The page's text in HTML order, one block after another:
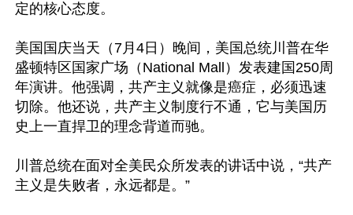
定的核心态度。
美国国庆当天（7月4日）晚间，美国总统川普在华
盛顿特区国家广场（National Mall）发表建国250周
年演讲。他强调，共产主义就像是癌症，必须迅速
切除。他还说，共产主义制度行不通，它与美国历
史上一直捍卫的理念背道而驰。
川普总统在面对全美民众所发表的讲话中说，“共产
主义是失败者，永远都是。”